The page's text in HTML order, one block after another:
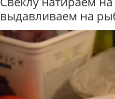
выдавливаем на